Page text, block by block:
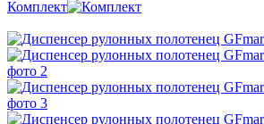
Комплект